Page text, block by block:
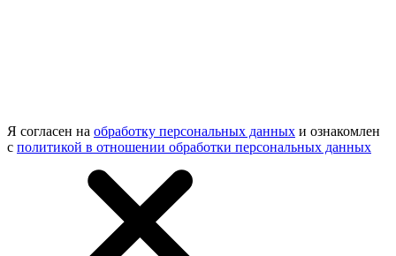
Я согласен на обработку персональных данных и ознакомлен
с политикой в отношении обработки персональных данных